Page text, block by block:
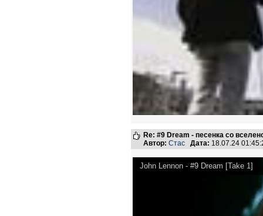
Re: #9 Dream - песенка со
Автор: Стас Дата: 18.07.24
John Lennon - #9 Dream [Take 1]